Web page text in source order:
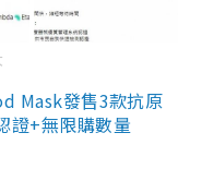
Mask發售3款抗原
證+無限購數量